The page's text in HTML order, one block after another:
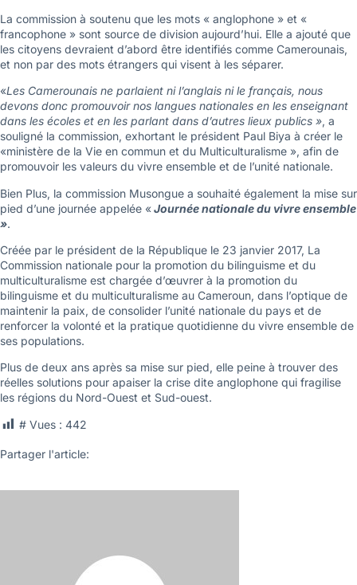
La commission à soutenu que les mots « anglophone » et «
francophone » sont source de division aujourd’hui. Elle a ajouté que
les citoyens devraient d’abord être identifiés comme Camerounais,
et non par des mots étrangers qui visent à les séparer.
«Les Camerounais ne parlaient ni l’anglais ni le français, nous
devons donc promouvoir nos langues nationales en les enseignant
dans les écoles et en les parlant dans d’autres lieux publics », a
souligné la commission, exhortant le président Paul Biya à créer le
«ministère de la Vie en commun et du Multiculturalisme », afin de
promouvoir les valeurs du vivre ensemble et de l’unité nationale.
Bien Plus, la commission Musongue a souhaité également la mise sur
pied d’une journée appelée «Journée nationale du vivre ensemble
».
Créée par le président de la République le 23 janvier 2017, La
Commission nationale pour la promotion du bilinguisme et du
multiculturalisme est chargée d’œuvrer à la promotion du
bilinguisme et du multiculturalisme au Cameroun, dans l’optique de
maintenir la paix, de consolider l’unité nationale du pays et de
renforcer la volonté et la pratique quotidienne du vivre ensemble de
ses populations.
Plus de deux ans après sa mise sur pied, elle peine à trouver des
réelles solutions pour apaiser la crise dite anglophone qui fragilise
les régions du Nord-Ouest et Sud-ouest.
# Vues : 442
Partager l'article: